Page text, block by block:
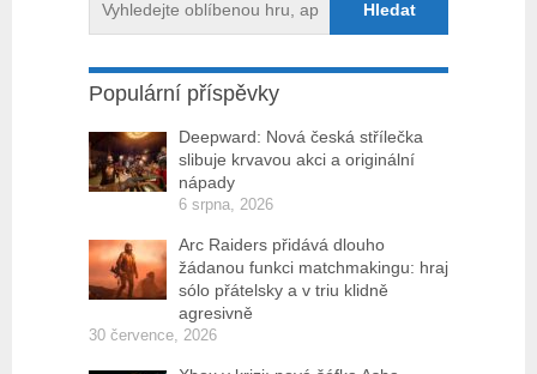
Populární příspěvky
Deepward: Nová česká střílečka
slibuje krvavou akci a originální
nápady
6 srpna, 2026
Arc Raiders přidává dlouho
žádanou funkci matchmakingu: hraj
sólo přátelsky a v triu klidně
agresivně
30 července, 2026